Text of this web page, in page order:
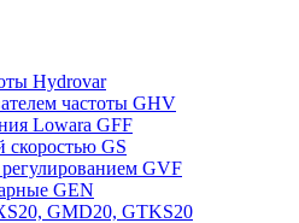
Hydrovar
частоты GHV
Lowara GFF
скоростью GS
GVF
GEN
GMD20, GTKS20